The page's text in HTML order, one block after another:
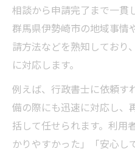
相談から申請完了まで一貫
群馬県伊勢崎市の地域事情
請方法などを熟知しており
に対応します。
例えば、行政書士に依頼す
備の際にも迅速に対応し、
括して任せられます。利用
かりやすかった」「安心し